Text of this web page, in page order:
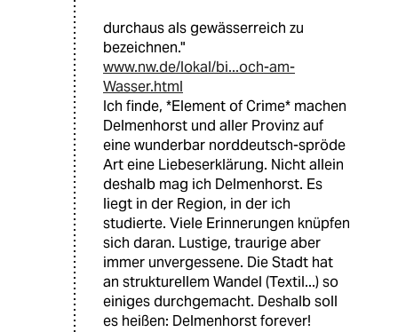
durchaus als gewässerreich zu
bezeichnen."
www.nw.de/lokal/bi...och-am-
Wasser.html
Ich finde, *Element of Crime* machen
Delmenhorst und aller Provinz auf
eine wunderbar norddeutsch-spröde
Art eine Liebeserklärung. Nicht allein
deshalb mag ich Delmenhorst. Es
liegt in der Region, in der ich
studierte. Viele Erinnerungen knüpfen
sich daran. Lustige, traurige aber
immer unvergessene. Die Stadt hat
an strukturellem Wandel (Textil...) so
einiges durchgemacht. Deshalb soll
es heißen: Delmenhorst forever!